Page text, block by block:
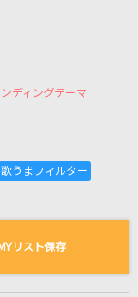
バージョン)
ディングテーマ
MYリスト保存